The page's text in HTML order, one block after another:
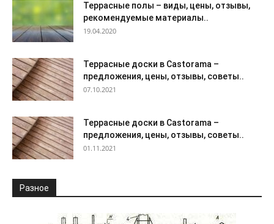
Террасные полы – виды, цены, отзывы,
рекомендуемые материалы..
19.04.2020
Террасные доски в Castorama –
предложения, цены, отзывы, советы..
07.10.2021
Террасные доски в Castorama –
предложения, цены, отзывы, советы..
01.11.2021
Разное